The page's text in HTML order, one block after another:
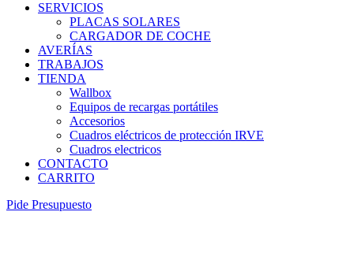
SERVICIOS
PLACAS SOLARES
CARGADOR DE COCHE
AVERÍAS
TRABAJOS
TIENDA
Wallbox
Equipos de recargas portátiles
Accesorios
Cuadros eléctricos de protección IRVE
Cuadros electricos
CONTACTO
CARRITO
Pide Presupuesto